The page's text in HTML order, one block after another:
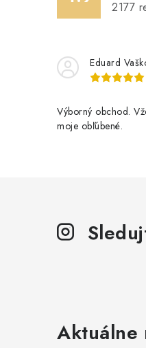
2177
Eduard
Výborný obchod.
moje obľúbené.
Aktuálne